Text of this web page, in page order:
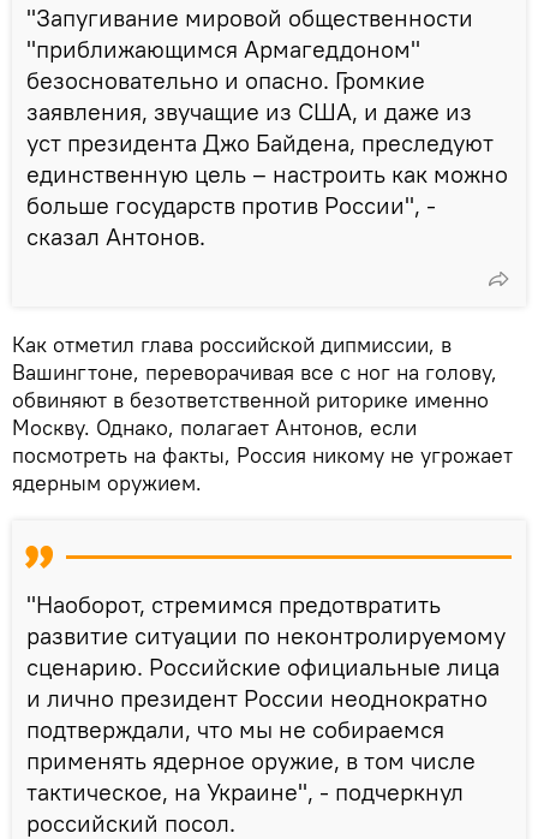
"Запугивание мировой общественности
"приближающимся Армагеддоном"
безосновательно и опасно. Громкие
заявления, звучащие из США, и даже из
уст президента Джо Байдена, преследуют
единственную цель – настроить как можно
больше государств против России", -
сказал Антонов.
Как отметил глава российской дипмиссии, в
Вашингтоне, переворачивая все с ног на голову,
обвиняют в безответственной риторике именно
Москву. Однако, полагает Антонов, если
посмотреть на факты, Россия никому не угрожает
ядерным оружием.
"Наоборот, стремимся предотвратить
развитие ситуации по неконтролируемому
сценарию. Российские официальные лица
и лично президент России неоднократно
подтверждали, что мы не собираемся
применять ядерное оружие, в том числе
тактическое, на Украине", - подчеркнул
российский посол.